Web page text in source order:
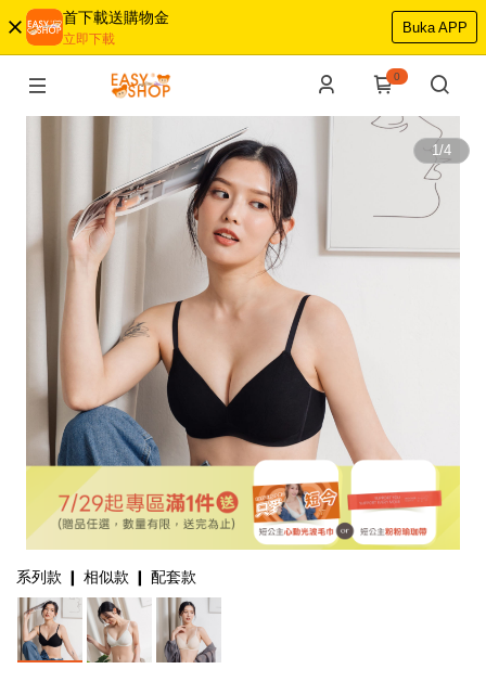
首下載送購物金
立即下載
Buka APP
0
1/4
系列款 ❙ 相似款 ❙ 配套款